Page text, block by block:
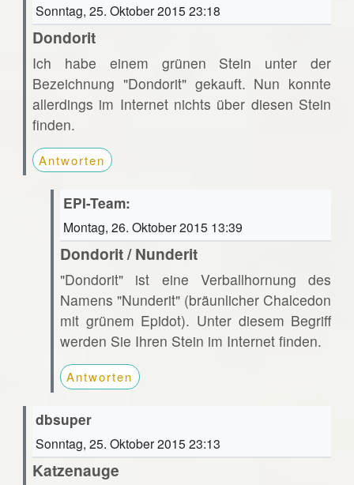
Sonntag, 25. Oktober 2015 23:18
Dondorit
Ich habe einem grünen Stein unter der
Bezeichnung "Dondorit" gekauft. Nun konnte
allerdings im Internet nichts über diesen Stein
finden.
Antworten
EPI-Team:
Montag, 26. Oktober 2015 13:39
Dondorit / Nunderit
"Dondorit" ist eine Verballhornung des
Namens "Nunderit" (bräunlicher Chalcedon
mit grünem Epidot). Unter diesem Begriff
werden Sie Ihren Stein im Internet finden.
Antworten
dbsuper
Sonntag, 25. Oktober 2015 23:13
Katzenauge